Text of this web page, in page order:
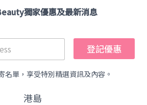
獨家優惠及最新消息
登記優惠
名單，享受特別精選資訊及內容。
港島